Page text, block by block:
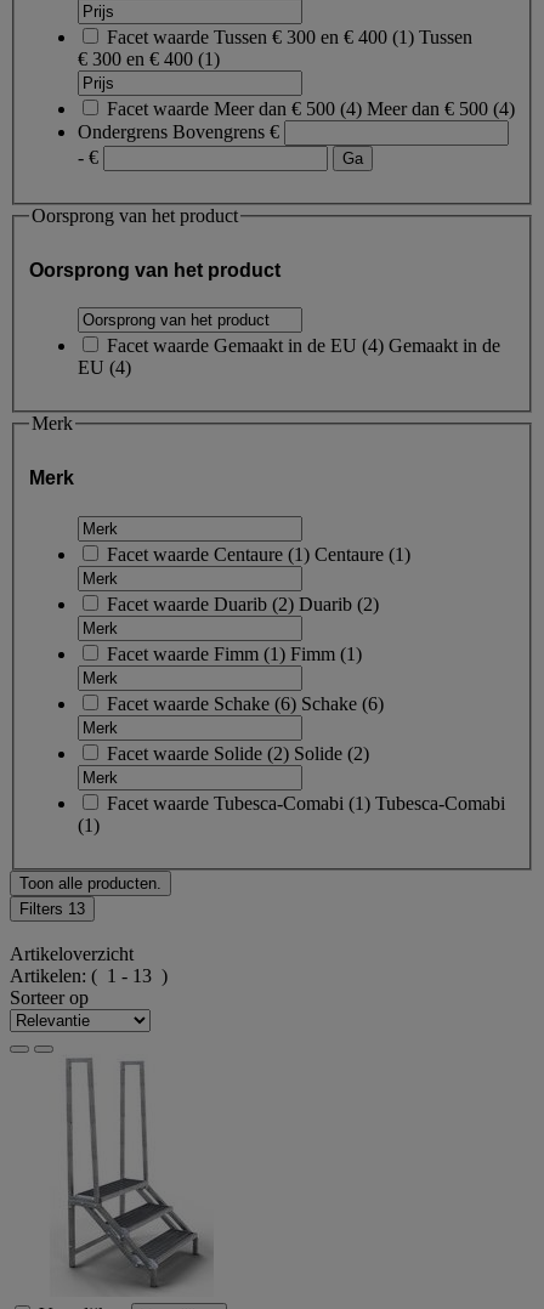
Facet waarde Tussen € 300 en € 400 (1) Tussen
€ 300 en € 400 (1)
Facet waarde Meer dan € 500 (4) Meer dan € 500 (4)
Ondergrens Bovengrens €
- €
Oorsprong van het product
Oorsprong van het product
Facet waarde Gemaakt in de EU (4) Gemaakt in de
EU (4)
Merk
Merk
Facet waarde Centaure (1) Centaure (1)
Facet waarde Duarib (2) Duarib (2)
Facet waarde Fimm (1) Fimm (1)
Facet waarde Schake (6) Schake (6)
Facet waarde Solide (2) Solide (2)
Facet waarde Tubesca-Comabi (1) Tubesca-Comabi
(1)
Toon alle producten.
Filters 13
Artikeloverzicht
Artikelen: ( 1 - 13 )
Sorteer op